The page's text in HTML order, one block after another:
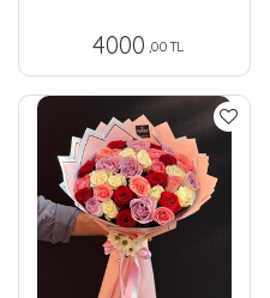
4000 ,00 TL